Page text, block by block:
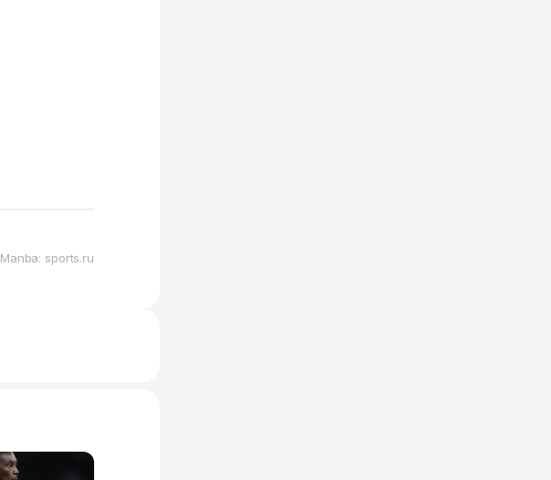
Manba: sports.ru